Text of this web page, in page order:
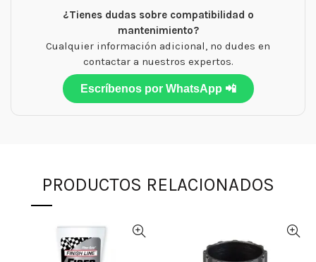
¿Tienes dudas sobre compatibilidad o
mantenimiento?
Cualquier información adicional, no dudes en
contactar a nuestros expertos.
Escríbenos por WhatsApp 📲
PRODUCTOS RELACIONADOS